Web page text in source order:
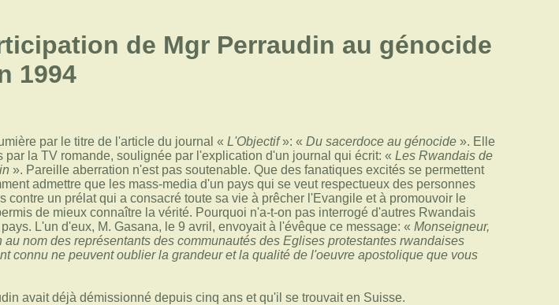
de Mgr Perraudin au génocide
1994
par le titre de l'article du journal «L'Objectif»: «Du sacerdoce au génocide ». Elle
par la TV romande, soulignée par l'explication d'un journal qui écrit: «Les Rwandais de
». Pareille aberration n'est pas soutenable. Que des fanatiques excités se permettent
admettre que les mass-media d'un pays qui se veut respectueux des personnes
un prélat qui a consacré toute sa vie à prêcher l'Evangile et à promouvoir le
de mieux connaître la vérité. Pourquoi n'a-t-on pas interrogé d'autres Rwandais
L'un d'eux, M. Gasana, le 9 avril, envoyait à l'évêque ce message: «Monseigneur,
nom des représentants des communautés des Eglises protestantes rwandaises
connu ne peuvent oublier la grandeur et la qualité de l'oeuvre apostolique que vous
avait déjà démissionné depuis cinq ans et qu'il se trouvait en Suisse.